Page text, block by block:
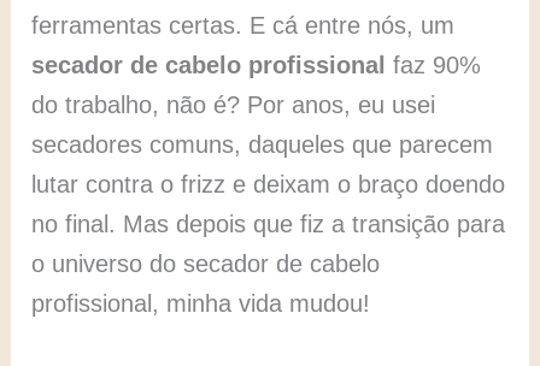
ferramentas certas. E cá entre nós, um
secador de cabelo profissional faz 90%
do trabalho, não é? Por anos, eu usei
secadores comuns, daqueles que parecem
lutar contra o frizz e deixam o braço doendo
no final. Mas depois que fiz a transição para
o universo do secador de cabelo
profissional, minha vida mudou!